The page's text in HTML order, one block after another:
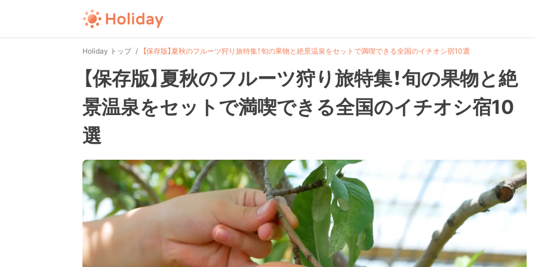
Holiday トップ 【保存版】夏秋のフルーツ狩り旅特集！旬の果物と絶景温泉をセットで満喫できる全国のイチオシ宿10選
【保存版】夏秋のフルーツ狩り旅特集！旬の果物と絶
景温泉をセットで満喫できる全国のイチオシ宿10
選